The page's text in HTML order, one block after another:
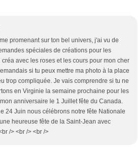
promenant sur ton bel univers, j'ai vu de
spéciales de créations pour les
avec les roses et les cours pour mon cher
si tu peux mettre ma photo à la place
trop compliquée. Je vais comprendre si tu ne
en Virginie la semaine prochaine pour les
anniversaire le 1 Juillet fête du Canada.
24 Juin nous célébrons notre fête Nationale
heureuse fête de la Saint-Jean avec
/> <br /> <br />